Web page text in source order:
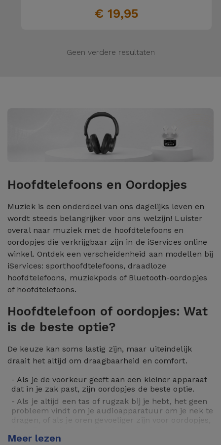
€ 19,95
Geen verdere resultaten
Hoofdtelefoons en Oordopjes
Muziek is een onderdeel van ons dagelijks leven en
wordt steeds belangrijker voor ons welzijn! Luister
overal naar muziek met de hoofdtelefoons en
oordopjes die verkrijgbaar zijn in de iServices online
winkel. Ontdek een verscheidenheid aan modellen bij
iServices: sporthoofdtelefoons, draadloze
hoofdtelefoons, muziekpods of Bluetooth-oordopjes
of hoofdtelefoons.
Hoofdtelefoon of oordopjes: Wat
is de beste optie?
De keuze kan soms lastig zijn, maar uiteindelijk
draait het altijd om draagbaarheid en comfort.
- Als je de voorkeur geeft aan een kleiner apparaat
dat in je zak past, zijn oordopjes de beste optie.
- Als je altijd een tas of rugzak bij je hebt, het geen
probleem vindt om je audioapparatuur om je nek te
dragen, of als je oren gevoeliger zijn voor oordopjes,
Meer lezen